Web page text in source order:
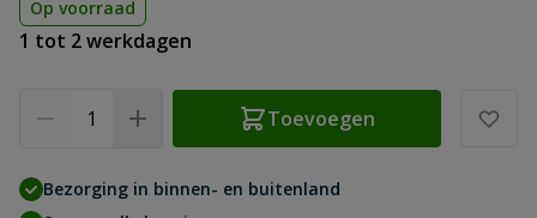
Op voorraad
1 tot 2 werkdagen
Toevoegen
Bezorging in binnen- en buitenland